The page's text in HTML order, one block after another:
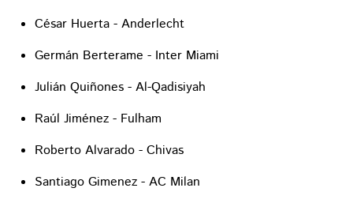
César Huerta - Anderlecht
Germán Berterame - Inter Miami
Julián Quiñones - Al-Qadisiyah
Raúl Jiménez - Fulham
Roberto Alvarado - Chivas
Santiago Gimenez - AC Milan